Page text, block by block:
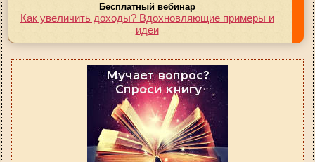
Бесплатный вебинар
Как увеличить доходы? Вдохновляющие примеры и
идеи